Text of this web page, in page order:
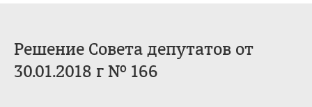
Решение Совета депутатов от
30.01.2018 г № 166